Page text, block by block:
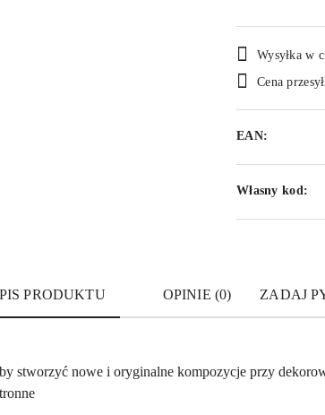
i
Wysyłka w
Cena
EAN:
Własny kod:
PRODUKTU OPINIE (0) ZADAJ
stworzyć nowe i oryginalne kompozycje przy